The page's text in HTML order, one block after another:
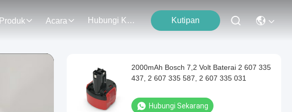
Produk Acara Hubungi Kami Kutipan
2000mAh Bosch 7,2 Volt Baterai 2 607 335
437, 2 607 335 587, 2 607 335 031
Hubungi Sekarang